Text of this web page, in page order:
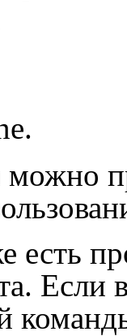
.
есть
Если